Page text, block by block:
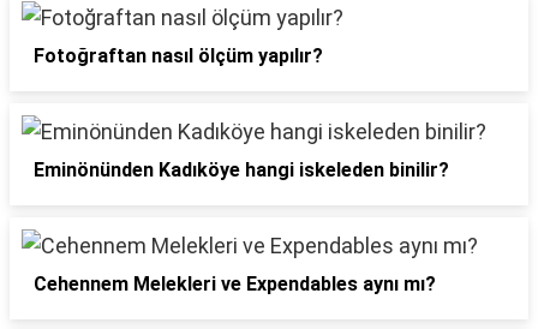
Fotoğraftan nasıl ölçüm yapılır?
Eminönünden Kadıköye hangi iskeleden binilir?
Cehennem Melekleri ve Expendables aynı mı?